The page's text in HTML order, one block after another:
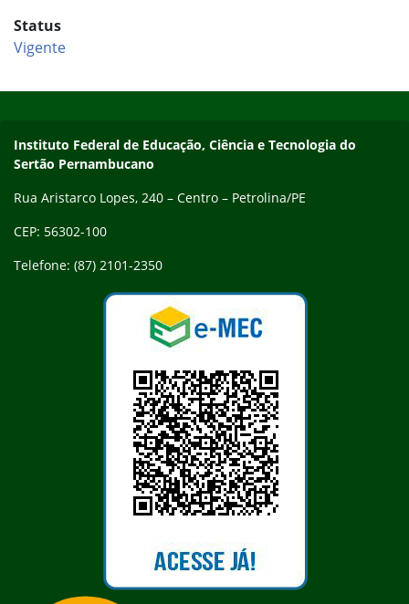
Status
Vigente
Endereço
Instituto Federal de Educação, Ciência e Tecnologia do
Sertão Pernambucano
Rua Aristarco Lopes, 240 – Centro – Petrolina/PE
CEP: 56302-100
Telefone: (87) 2101-2350